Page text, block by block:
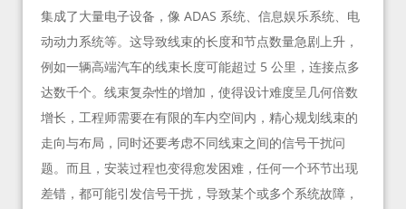
集成了大量电子设备，像 ADAS 系统、信息娱乐系统、电
动动力系统等。这导致线束的长度和节点数量急剧上升，
例如一辆高端汽车的线束长度可能超过 5 公里，连接点多
达数千个。线束复杂性的增加，使得设计难度呈几何倍数
增长，工程师需要在有限的车内空间内，精心规划线束的
走向与布局，同时还要考虑不同线束之间的信号干扰问
题。而且，安装过程也变得愈发困难，任何一个环节出现
差错，都可能引发信号干扰，导致某个或多个系统故障，